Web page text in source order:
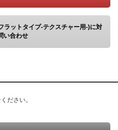
ラットタイプ-テクスチャー用-)に対
い合わせ
ださい。